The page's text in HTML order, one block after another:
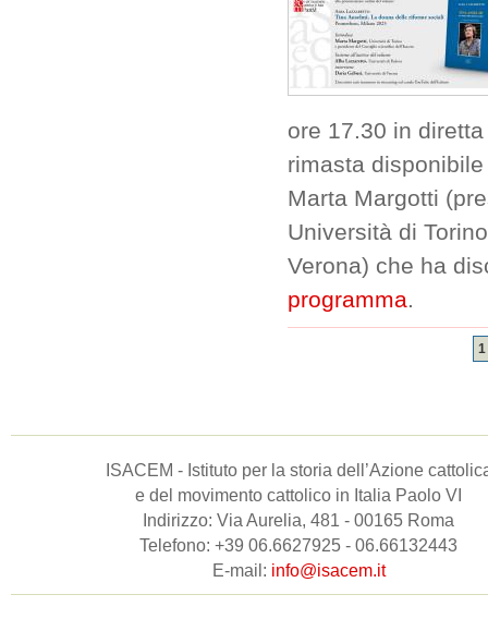
ore 17.30 in
rimasta
Marta Margotti
Università di
Verona) che ha
programma.
1
ISACEM - Istituto per la storia dell’Azione
e del movimento cattolico in Italia Paolo VI
Indirizzo: Via Aurelia, 481 - 00165 Roma
Telefono: +39 06.6627925 - 06.66132443
E-mail: info@isacem.it